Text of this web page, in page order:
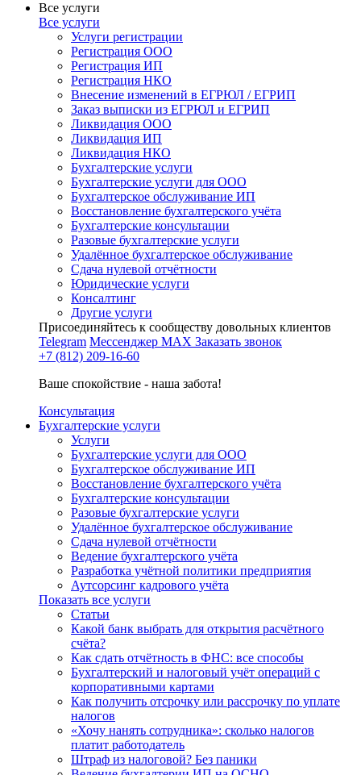
Все услуги
Все услуги
Услуги регистрации
Регистрация ООО
Регистрация ИП
Регистрация НКО
Внесение изменений в ЕГРЮЛ / ЕГРИП
Заказ выписки из ЕГРЮЛ и ЕГРИП
Ликвидация ООО
Ликвидация ИП
Ликвидация НКО
Бухгалтерские услуги
Бухгалтерские услуги для ООО
Бухгалтерское обслуживание ИП
Восстановление бухгалтерского учёта
Бухгалтерские консультации
Разовые бухгалтерские услуги
Удалённое бухгалтерское обслуживание
Сдача нулевой отчётности
Юридические услуги
Консалтинг
Другие услуги
Присоединяйтесь к сообществу довольных клиентов
Telegram Мессенджер MAX Заказать звонок
+7 (812) 209-16-60
Ваше спокойствие - наша забота!
Консультация
Бухгалтерские услуги
Услуги
Бухгалтерские услуги для ООО
Бухгалтерское обслуживание ИП
Восстановление бухгалтерского учёта
Бухгалтерские консультации
Разовые бухгалтерские услуги
Удалённое бухгалтерское обслуживание
Сдача нулевой отчётности
Ведение бухгалтерского учёта
Разработка учётной политики предприятия
Аутсорсинг кадрового учёта
Показать все услуги
Статьи
Какой банк выбрать для открытия расчётного
счёта?
Как сдать отчётность в ФНС: все способы
Бухгалтерский и налоговый учёт операций с
корпоративными картами
Как получить отсрочку или рассрочку по уплате
налогов
«Хочу нанять сотрудника»: сколько налогов
платит работодатель
Штраф из налоговой? Без паники